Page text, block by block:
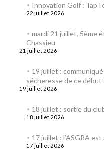
Innovation Golf :
22 juillet 2026
mardi 21 juillet, 5ème
Chassieu
21 juillet 2026
19 juillet :
sécheresse de ce début
19 juillet 2026
18 juillet : sortie du
18 juillet 2026
17 juillet : l’ASGRA
17 juillet 2026